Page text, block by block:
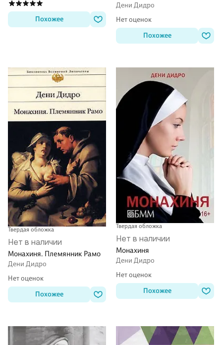
Похожее
Дени Дидро
Нет оценок
Похожее
Твердая обложка
Нет в наличии
Монахиня. Племянник Рамо
Дени Дидро
Нет оценок
Похожее
Твердая обложка
Нет в наличии
Монахиня
Дени Дидро
Нет оценок
Похожее